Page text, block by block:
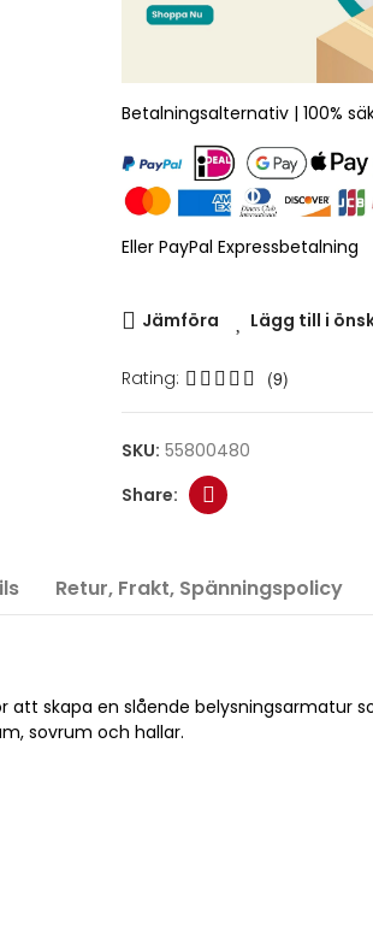
Betalningsalternativ | 100%
Eller PayPal Expressbetalning
Jämföra Lägg till i
Rating: (9)
SKU: 55800480
Retur, Frakt, Spänningspolicy
skapa en slående belysningsarmatur
sovrum och hallar.